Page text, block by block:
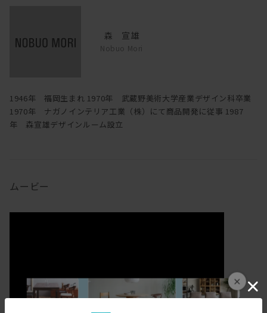
×
森 宣雄
Nobuo Mori
1946年 福岡生まれ 1970年 武蔵野美術大学産業デザイン科卒業
1970年 ナガノインテリア工業（株）にて商品開発に従事 1987
年 森宣雄デザインルーム設立
ムービー